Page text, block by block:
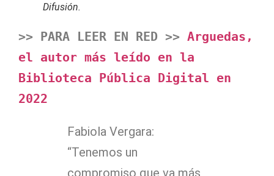
Difusión.
>> PARA LEER EN RED >> Arguedas,
el autor más leído en la
Biblioteca Pública Digital en
2022
Fabiola Vergara:
“Tenemos un
compromiso que va más